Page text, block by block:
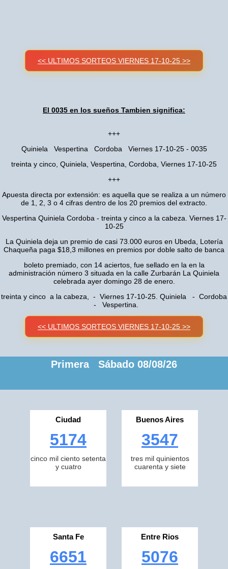
<< ULTIMOS SORTEOS VIERNES 17-10-25 >>
El 0035 en los sueños Tambien significa:
+++
Quiniela Vespertina Cordoba Viernes 17-10-25 - 0035
treinta y cinco, Quiniela, Vespertina, Cordoba, Viernes 17-10-25
+++
Apuesta directa por extensión: es aquella que se realiza a un número
de 1, 2, 3 o 4 cifras dentro de los 20 premios del extracto.
Vespertina Quiniela Cordoba - treinta y cinco a la cabeza. Viernes 17-
10-25
La Quiniela deja un premio de casi 73.000 euros en Ubeda, Lotería
Chaqueña paga $18,3 millones en premios por doble salto de banca
boleto premiado, con 14 aciertos, fue sellado en la en la
administración número 3 situada en la calle Zurbarán La Quiniela
celebrada ayer domingo 28 de enero.
treinta y cinco a la cabeza, - Viernes 17-10-25. Quiniela - Cordoba
- Vespertina.
<< ULTIMOS SORTEOS VIERNES 17-10-25 >>
Primera Sábado 08/08/26
Ciudad
5174
cinco mil ciento setenta
y cuatro
Buenos Aires
3547
tres mil quinientos
cuarenta y siete
Santa Fe
6651
Entre Rios
5076